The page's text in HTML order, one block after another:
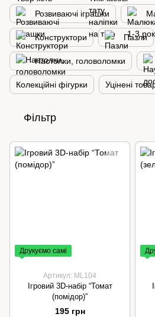
Розвиваючі іграшки
Конструктори Пазли
Настолки, головоломки
Колекційні фігурки Уцінені
Фільтр
Друкуємо самі
Артикул: ML104
Ігровий 3D-набір “Томат
(помідор)”
195 грн